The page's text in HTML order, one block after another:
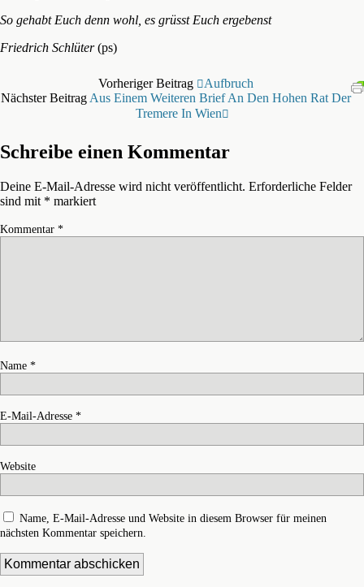
So gehabt Euch denn wohl, es grüsst Euch ergebenst
Friedrich Schlüter(ps)
Vorheriger Beitrag
Aufbruch
Nächster Beitrag Aus Einem Weiteren Brief An Den Hohen Rat Der
Tremere In Wien
Schreibe einen Kommentar
Deine E-Mail-Adresse wird nicht veröffentlicht. Erforderliche Felder
sind mit * markiert
Kommentar *
Name *
E-Mail-Adresse *
Website
Name, E-Mail-Adresse und Website in diesem Browser für meinen
nächsten Kommentar speichern.